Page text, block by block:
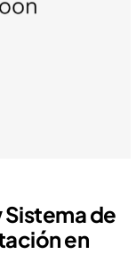
de
en